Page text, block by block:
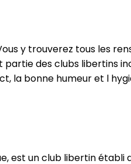
y trouverez tous les
partie des clubs libertins
la bonne humeur et l
est un club libertin